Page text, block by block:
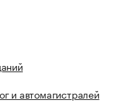
и автомагистралей